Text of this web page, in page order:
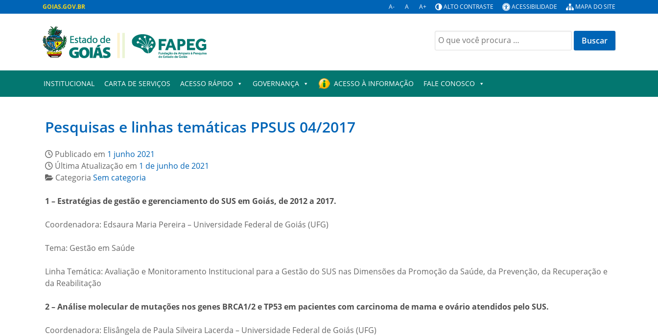
GOIAS.GOV.BR A- A A+ ALTO CONTRASTE ACESSIBILIDADE MAPA DO SITE
Buscar
por:
INSTITUCIONAL CARTA DE SERVIÇOS ACESSO RÁPIDO GOVERNANÇA ACESSO À INFORMAÇÃO FALE CONOSCO
Pesquisas e linhas temáticas PPSUS 04/2017
Publicado em 1 junho 2021
Última Atualização em 1 de junho de 2021
Categoria Sem categoria
1 – Estratégias de gestão e gerenciamento do SUS em Goiás, de 2012 a 2017.
Coordenadora: Edsaura Maria Pereira – Universidade Federal de Goiás (UFG)
Tema: Gestão em Saúde
Linha Temática: Avaliação e Monitoramento Institucional para a Gestão do SUS nas Dimensões da Promoção da Saúde, da Prevenção, da Recuperação e
da Reabilitação
2 – Análise molecular de mutações nos genes BRCA1/2 e TP53 em pacientes com carcinoma de mama e ovário atendidos pelo SUS.
Coordenadora: Elisângela de Paula Silveira Lacerda – Universidade Federal de Goiás (UFG)